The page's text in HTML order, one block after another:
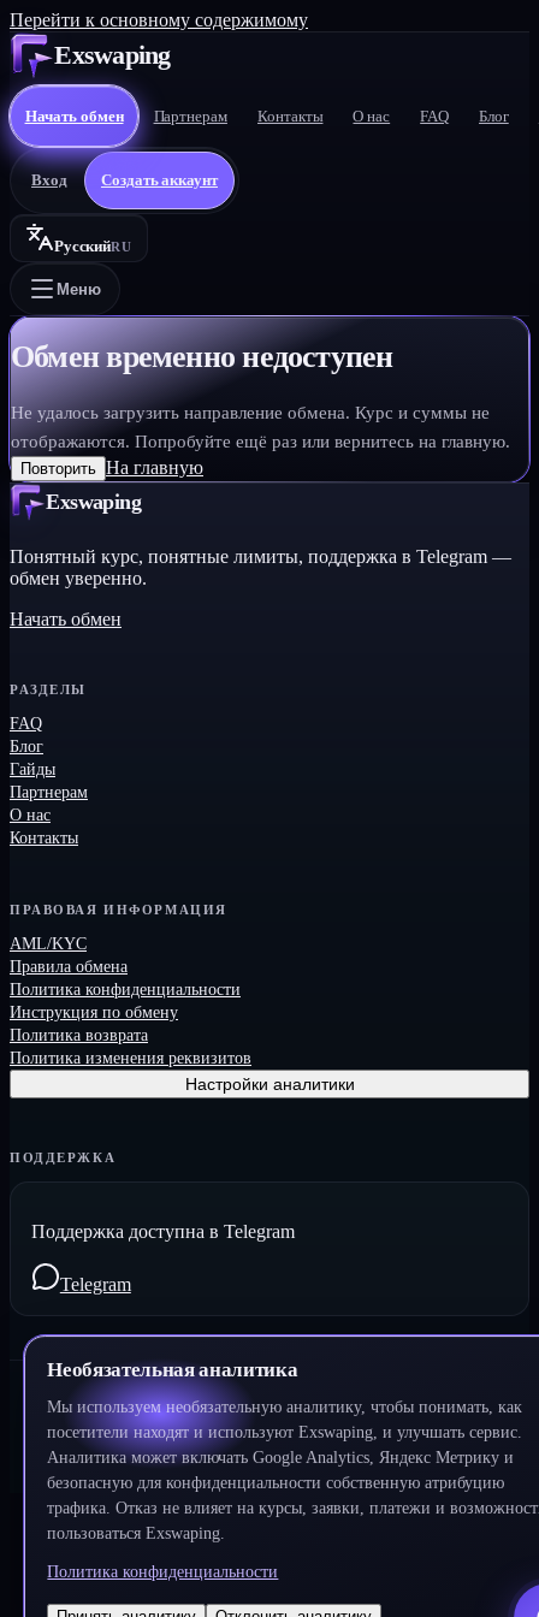
Перейти к основному содержимому
Необязательная аналитика
Мы используем необязательную аналитику, чтобы понимать, как
посетители находят и используют Exswaping, и улучшать сервис.
Аналитика может включать Google Analytics, Яндекс Метрику и
безопасную для конфиденциальности собственную атрибуцию
трафика. Отказ не влияет на курсы, заявки, платежи и
пользоваться Exswaping.
Политика конфиденциальности
Exswaping
Начать обмен Партнерам Контакты О нас FAQ Блог
Вход Создать аккаунт
РусскийRU
Меню
Обмен временно недоступен
Не удалось загрузить направление обмена. Курс и суммы не
отображаются. Попробуйте ещё раз или вернитесь на главную.
Повторить На главную
Exswaping
Понятный курс, понятные лимиты, поддержка в Telegram —
обмен уверенно.
Начать обмен
РАЗДЕЛЫ
FAQ
Блог
Гайды
Партнерам
О нас
Контакты
ПРАВОВАЯ ИНФОРМАЦИЯ
AML/KYC
Правила обмена
Политика конфиденциальности
Инструкция по обмену
Политика возврата
Политика изменения реквизитов
Настройки аналитики
ПОДДЕРЖКА
Поддержка доступна в Telegram
Telegram
©2026Exswaping.Все права защищены
Разработано DeWeb